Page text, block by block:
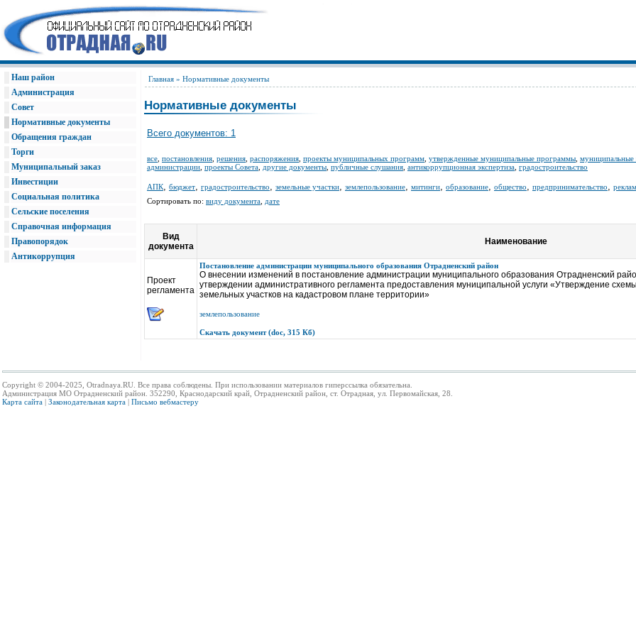
Наш район
Администрация
Совет
Нормативные документы
Обращения граждан
Торги
Муниципальный заказ
Инвестиции
Социальная политика
Сельские поселения
Справочная информация
Правопорядок
Антикоррупция
Главная » Нормативные документы
Нормативные документы
Всего документов: 1
все постановления решения распоряжения проекты муниципальных программ утвержденные муниципальные программы
администрации проекты Совета другие документы публичные слушания антикоррупционная экспертиза градостроительство
АПК, бюджет, градостроительство, земельные участки, землепользование, митинги, образование, общество, предпринимательство,
Сортировать по: виду документа дате
Вид
документа
Наименование
Проект
регламента
Постановление администрации муниципального образования Отрадненский район
О внесении изменений в постановление администрации муниципального образования Отрадненский
утверждении административного регламента предоставления муниципальной услуги «Утверждение
земельных участков на кадастровом плане территории»
землепользование
Скачать документ (doc, 315 Кб)
Copyright © 2004-2025, Otradnaya.RU. Все права соблюдены. При использовании материалов гиперссылка обязательна.
Администрация МО Отрадненский район. 352290, Краснодарский край, Отрадненский район, ст. Отрадная, ул. Первомайская, 28.
Карта сайта | Законодательная карта | Письмо вебмастеру